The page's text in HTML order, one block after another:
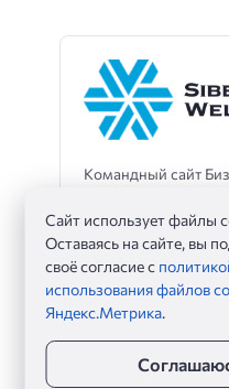
Командный сайт
Телеграмм -
Командный сайт
Командный сайт
Сайт использует файлы
Оставаясь на сайте, вы
своё согласие с
использования файлов
Яндекс.Метрика.